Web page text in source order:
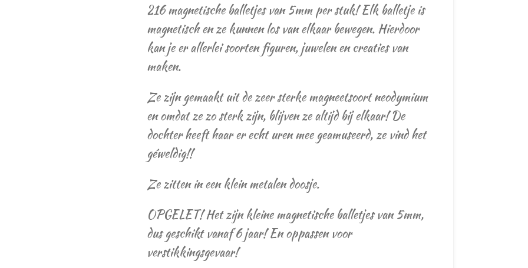
216 magnetische balletjes van 5mm per stuk! Elk balletje is
magnetisch en ze kunnen los van elkaar bewegen. Hierdoor
kan je er allerlei soorten figuren, juwelen en creaties van
maken.
Ze zijn gemaakt uit de zeer sterke magneetsoort neodymium
en omdat ze zo sterk zijn, blijven ze altijd bij elkaar! De
dochter heeft haar er echt uren mee geamuseerd, ze vind het
géweldig!!
Ze zitten in een klein metalen doosje.
OPGELET! Het zijn kleine magnetische balletjes van 5mm,
dus geschikt vanaf 6 jaar! En oppassen voor
verstikkingsgevaar!